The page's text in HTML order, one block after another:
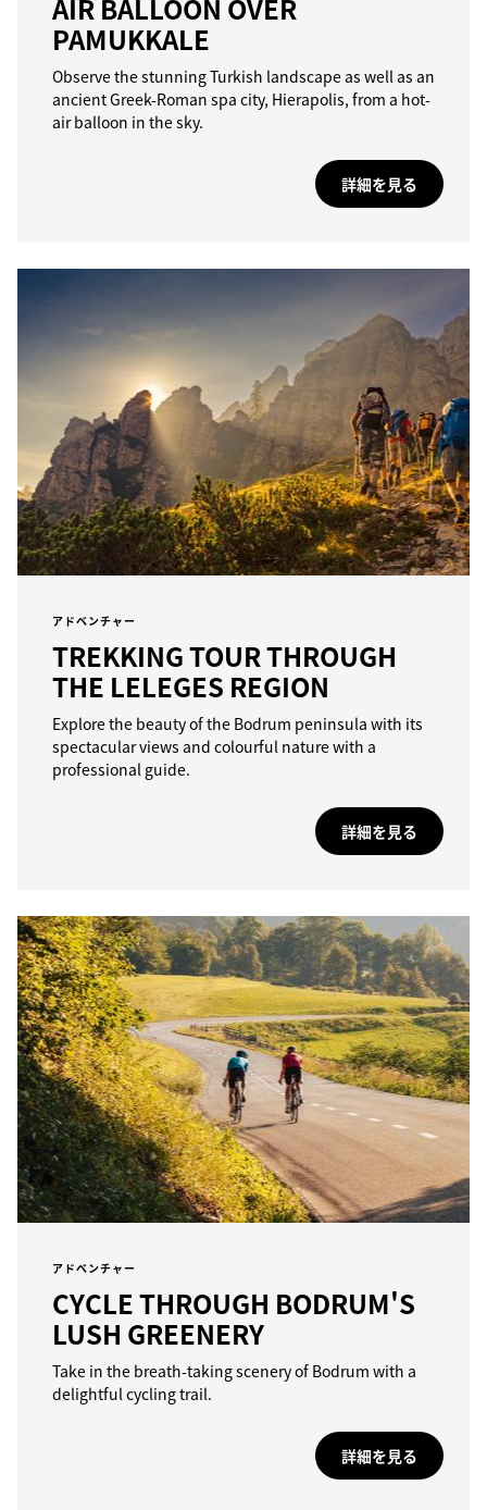
AIR BALLOON OVER
PAMUKKALE
Observe the stunning Turkish landscape as well as an
ancient Greek-Roman spa city, Hierapolis, from a hot-
air balloon in the sky.
詳細を見る
アドベンチャー
TREKKING TOUR THROUGH
THE LELEGES REGION
Explore the beauty of the Bodrum peninsula with its
spectacular views and colourful nature with a
professional guide.
詳細を見る
アドベンチャー
CYCLE THROUGH BODRUM'S
LUSH GREENERY
Take in the breath-taking scenery of Bodrum with a
delightful cycling trail.
詳細を見る